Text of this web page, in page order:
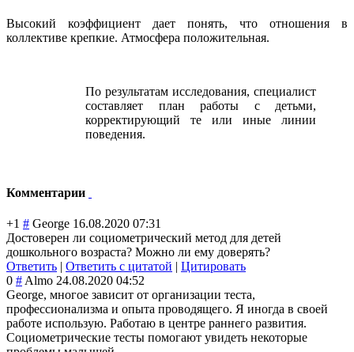
Высокий коэффициент дает понять, что отношения в
коллективе крепкие. Атмосфера положительная.
По результатам исследования, специалист
составляет план работы с детьми,
корректирующий те или иные линии
поведения.
Комментарии
+1 # George 16.08.2020 07:31
Достоверен ли социометрический метод для детей
дошкольного возраста? Можно ли ему доверять?
Ответить | Ответить с цитатой | Цитировать
0 # Almo 24.08.2020 04:52
George, многое зависит от организации теста,
профессионализма и опыта проводящего. Я иногда в своей
работе использую. Работаю в центре раннего развития.
Социометрические тесты помогают увидеть некоторые